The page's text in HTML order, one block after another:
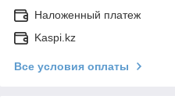
Наложенный платеж
Kaspi.kz
Все условия оплаты